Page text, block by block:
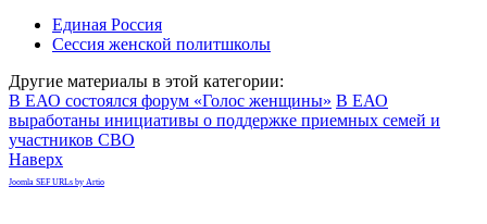
Единая Россия
Сессия женской политшколы
Другие материалы в этой категории:
В ЕАО состоялся форум «Голос женщины» В ЕАО
выработаны инициативы о поддержке приемных семей и
участников СВО
Наверх
Joomla SEF URLs by Artio